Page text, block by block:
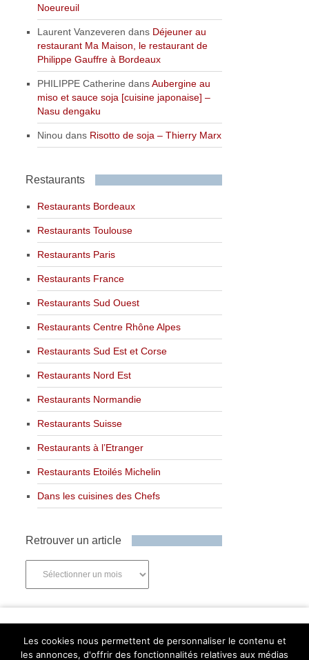
Noeureuil
Laurent Vanzeveren dans Déjeuner au
restaurant Ma Maison, le restaurant de
Philippe Gauffre à Bordeaux
PHILIPPE Catherine dansAubergine au
miso et sauce soja [cuisine japonaise] –
Nasu dengaku
Ninou dans Risotto de soja – Thierry Marx
Restaurants
Restaurants Bordeaux
Restaurants Toulouse
Restaurants Paris
Restaurants France
Restaurants Sud Ouest
Restaurants Centre Rhône Alpes
Restaurants Sud Est et Corse
Restaurants Nord Est
Restaurants Normandie
Restaurants Suisse
Restaurants à l’Etranger
Restaurants Etoilés Michelin
Dans les cuisines des Chefs
Retrouver un article
Les cookies nous permettent de personnaliser le contenu et
les annonces, d'offrir des fonctionnalités relatives aux médias